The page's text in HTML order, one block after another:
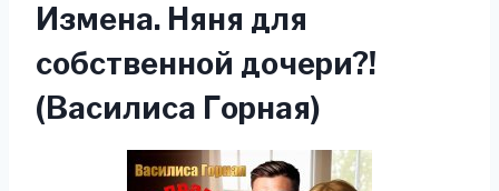
Измена. Няня для
собственной дочери?!
(Василиса Горная)